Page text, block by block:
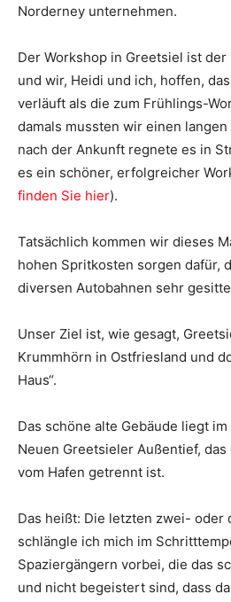
Norderney unternehmen.
Der Workshop in Greetsiel ist
und wir, Heidi und ich, hoffen,
verläuft als die zum Frühlings-
damals mussten wir einen
nach der Ankunft regnete es in
es ein schöner, erfolgreicher
finden Sie hier).
Tatsächlich kommen wir dieses
hohen Spritkosten sorgen dafür,
diversen Autobahnen sehr
Unser Ziel ist, wie gesagt,
Krummhörn in Ostfriesland und
Haus“.
Das schöne alte Gebäude liegt
Neuen Greetsieler Außentief,
vom Hafen getrennt ist.
Das heißt: Die letzten zwei-
schlängle ich mich im
Spaziergängern vorbei, die das
und nicht begeistert sind, dass